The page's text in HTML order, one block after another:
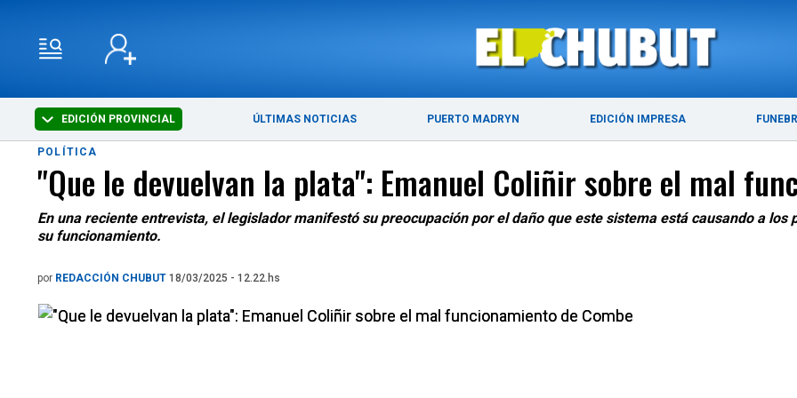
EDICIÓN PROVINCIAL ÚLTIMAS NOTICIAS PUERTO MADRYN EDICIÓN IMPRESA
ÚLTIMAS NOTICIAS PUERTO MADRYN
POLÍTICA
"Que le devuelvan la plata": Emanuel Coliñir sobre el mal
En una reciente entrevista, el legislador manifestó su preocupación por el daño que este sistema está causando a
su funcionamiento.
por REDACCIÓN CHUBUT 18/03/2025 - 12.22.hs